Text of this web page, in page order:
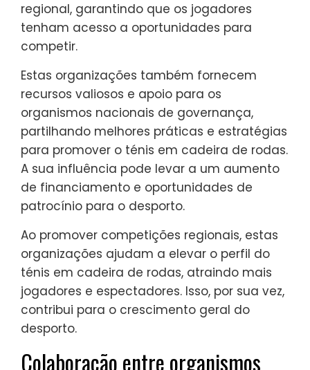
regional, garantindo que os jogadores
tenham acesso a oportunidades para
competir.
Estas organizações também fornecem
recursos valiosos e apoio para os
organismos nacionais de governança,
partilhando melhores práticas e estratégias
para promover o ténis em cadeira de rodas.
A sua influência pode levar a um aumento
de financiamento e oportunidades de
patrocínio para o desporto.
Ao promover competições regionais, estas
organizações ajudam a elevar o perfil do
ténis em cadeira de rodas, atraindo mais
jogadores e espectadores. Isso, por sua vez,
contribui para o crescimento geral do
desporto.
Colaboração entre organismos